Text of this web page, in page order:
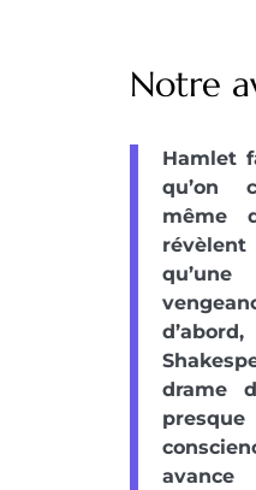
Notre
Hamlet
qu’on
même
drame